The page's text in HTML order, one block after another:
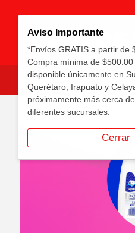
Aviso Importante
*Envíos GRATIS a partir de
Compra mínima de
disponible únicamente en
Querétaro, Irapuato y
próximamente más cerca
diferentes sucursales.
Cerrar
DEPARTAMENTOS